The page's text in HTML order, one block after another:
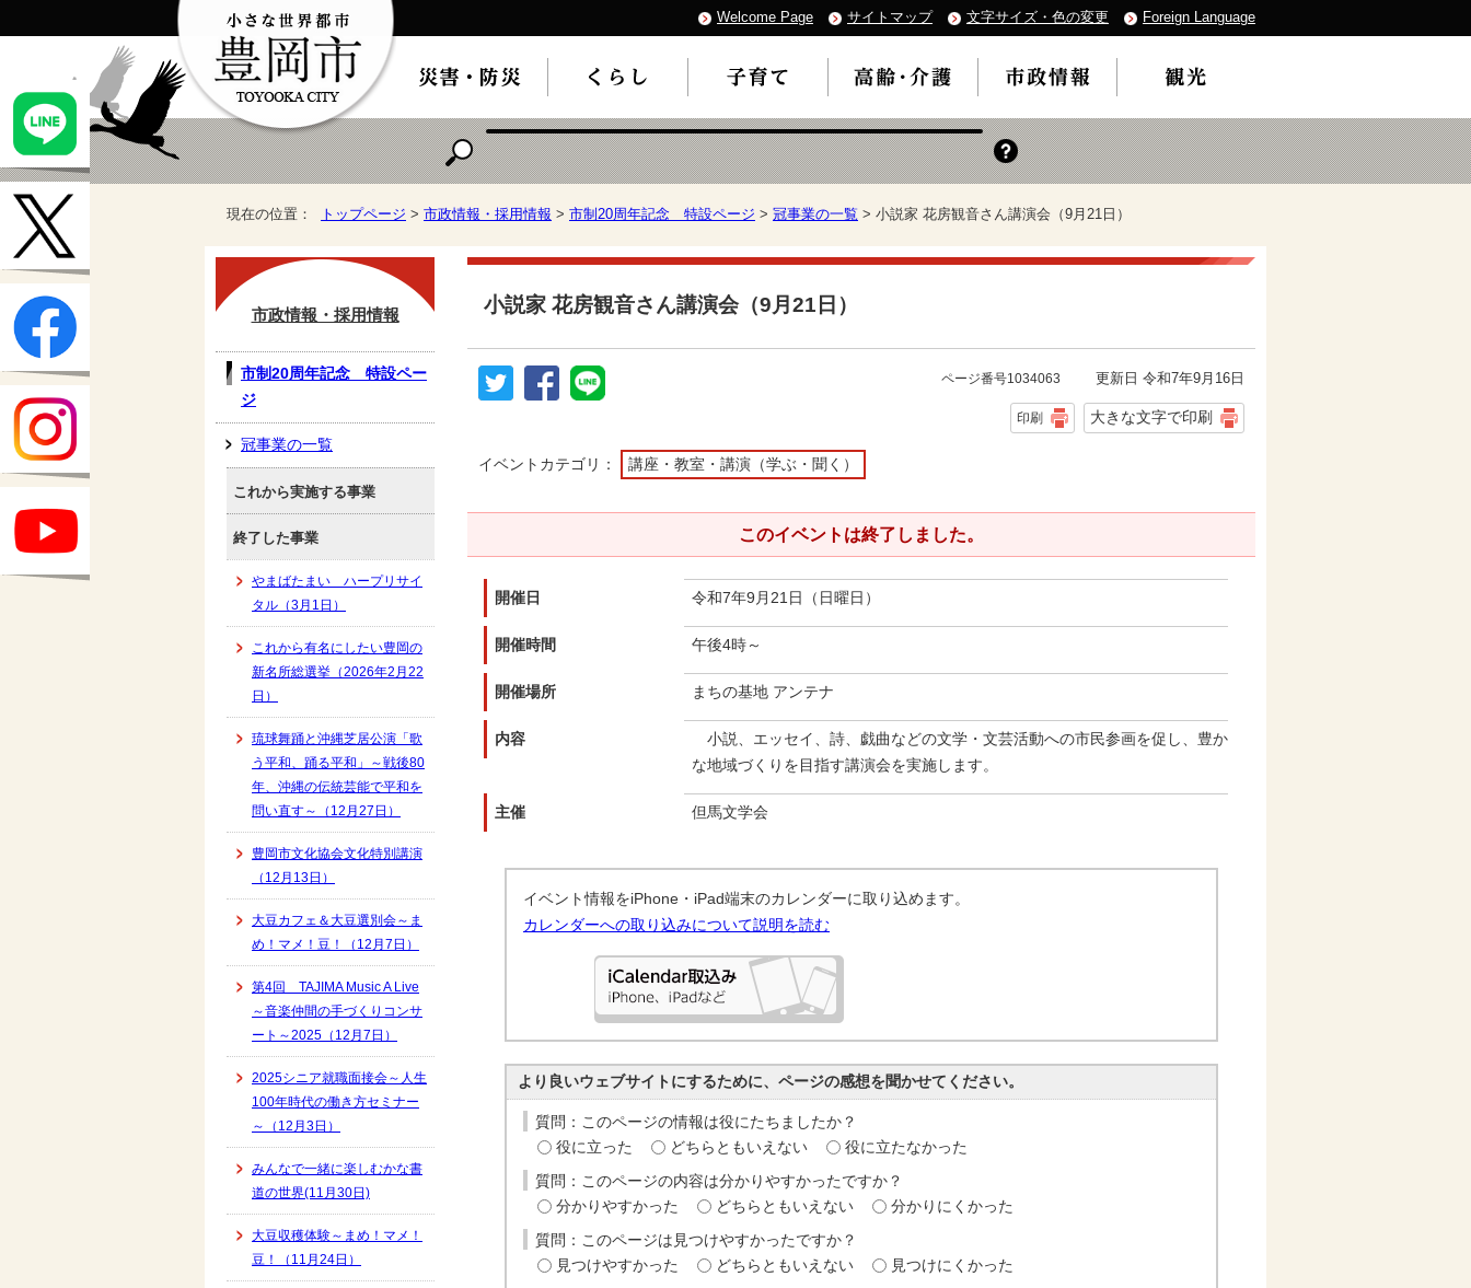
Welcome Page サイトマップ 文字サイズ・色の変更 Foreign Language
現在の位置： トップページ > 市政情報・採用情報 > 市制20周年記念 特設ページ > 冠事業の一覧 > 小説家 花房観音さん講演会（9月21日）
小説家 花房観音さん講演会（9月21日）
ページ番号1034063 更新日 令和7年9月16日
印刷 大きな文字で印刷
イベントカテゴリ： 講座・教室・講演（学ぶ・聞く）
このイベントは終了しました。
開催日 令和7年9月21日（日曜日）
開催時間 午後4時～
開催場所 まちの基地 アンテナ
内容
小説、エッセイ、詩、戯曲などの文学・文芸活動への市民参画を促し、豊か
な地域づくりを目指す講演会を実施します。
主催 但馬文学会
イベント情報をiPhone・iPad端末のカレンダーに取り込めます。
カレンダーへの取り込みについて説明を読む
より良いウェブサイトにするために、ページの感想を聞かせてください。
質問：このページの情報は役にたちましたか？
役に立った
どちらともいえない 役に立たなかった
質問：このページの内容は分かりやすかったですか？
分かりやすかった
どちらともいえない 分かりにくかった
質問：このページは見つけやすかったですか？
見つけやすかった
どちらともいえない
見つけにくかった
市政情報・採用情報
市制20周年記念 特設ペー
ジ
冠事業の一覧
これから実施する事業
終了した事業
やまばたまい ハープリサイ
タル（3月1日）
これから有名にしたい豊岡の
新名所総選挙（2026年2月22
日）
琉球舞踊と沖縄芝居公演「歌
う平和、踊る平和」～戦後80
年、沖縄の伝統芸能で平和を
問い直す～（12月27日）
豊岡市文化協会文化特別講演
（12月13日）
大豆カフェ＆大豆選別会～ま
め！マメ！豆！（12月7日）
第4回 TAJIMA Music A Live
～音楽仲間の手づくりコンサ
ート～2025（12月7日）
2025シニア就職面接会～人生
100年時代の働き方セミナー
～（12月3日）
みんなで一緒に楽しむかな書
道の世界(11月30日)
大豆収穫体験～まめ！マメ！
豆！（11月24日）